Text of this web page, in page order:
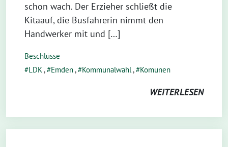
schon wach. Der Erzieher schließt die
Kitaauf, die Busfahrerin nimmt den
Handwerker mit und […]
Beschlüsse
LDK, Emden, Kommunalwahl, Komunen
WEITERLESEN